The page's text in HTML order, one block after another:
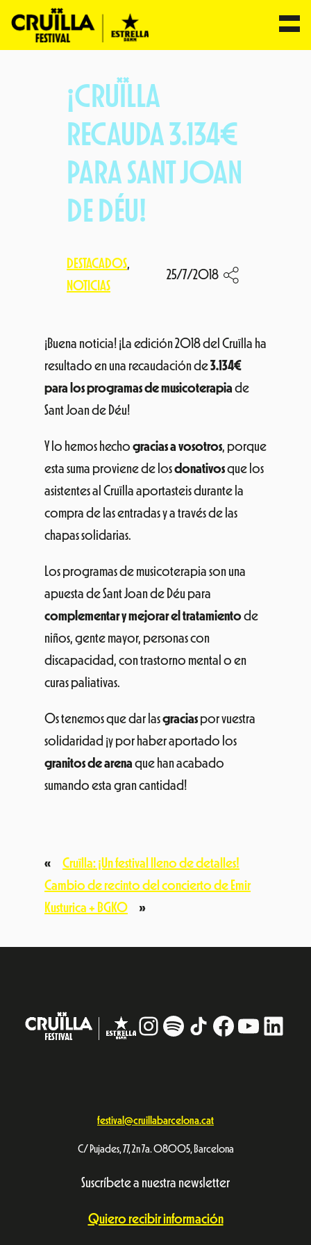
¡CRUÏLLA
RECAUDA 3.134€
PARA SANT JOAN
DE DÉU!
DESTACADOS
NOTICIAS
25/7/2018
¡Buena noticia! ¡La edición 2018 del Cruïlla ha
resultado en una recaudación de3.134€
para los programas de musicoterapia de
Sant Joan de Déu!
Y lo hemos hecho gracias a vosotros, porque
esta suma proviene de losdonativosque los
asistentes al Cruïlla aportasteis durante la
compra de las entradas y a través de las
chapas solidarias.
Los programas de musicoterapia son una
apuesta de Sant Joan de Déu para
complementar y mejorar el tratamientode
niños, gente mayor, personas con
discapacidad, con trastorno mental o en
curas paliativas.
Os tenemos que dar lasgracias por vuestra
solidaridad ¡y por haber aportado los
granitos de arena que han acabado
sumando esta gran cantidad!
«
Cruïlla: ¡Un festival lleno de detalles!
Cambio de recinto del concierto de Emir
Kusturica + BGKO
»
Instagram
# TikTokFacebook
festival@cruillabarcelona.cat
C/ Pujades, 77, 2n 7a. 08005, Barcelona
Suscríbete a nuestra newsletter
Quiero recibir información